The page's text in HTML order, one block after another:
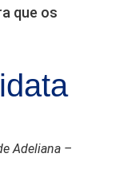
que os
Adeliana –